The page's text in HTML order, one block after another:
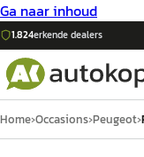
Ga naar inhoud
1.824erkende dealers
Home›Occasions›Peugeot›